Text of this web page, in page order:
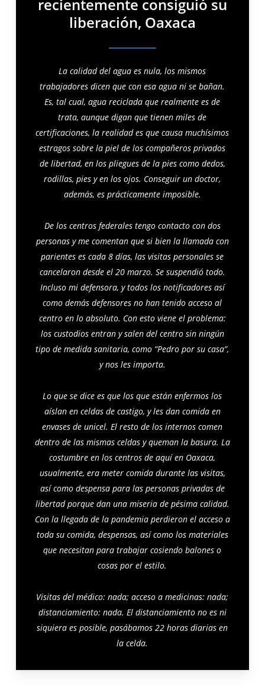
recientemente consiguió su
liberación, Oaxaca
La calidad del agua es nula, los mismos
trabajadores dicen que con esa agua ni se bañan.
Es, tal cual, agua reciclada que realmente es de
trata, aunque digan que tienen miles de
certificaciones, la realidad es que causa muchísimos
estragos sobre la piel de los compañeros privados
de libertad, en los pliegues de la pies como dedos,
rodillas, pies y en los ojos. Conseguir un doctor,
además, es prácticamente imposible.
De los centros federales tengo contacto con dos
personas y me comentan que si bien la llamada con
parientes es cada 8 días, las visitas personales se
cancelaron desde el 20 marzo. Se suspendió todo.
Incluso mi defensora, y todos los notificadores así
como demás defensores no han tenido acceso al
centro en lo absoluto. Con esto viene el problema:
los custodios entran y salen del centro sin ningún
tipo de medida sanitaria, como “Pedro por su casa”,
y nos les importa.
Lo que se dice es que los que están enfermos los
aíslan en celdas de castigo, y les dan comida en
envases de unicel. El resto de los internos comen
dentro de las mismas celdas y queman la basura. La
costumbre en los centros de aquí en Oaxaca,
usualmente, era meter comida durante las visitas,
así como despensa para las personas privadas de
libertad porque dan una miseria de pésima calidad.
Con la llegada de la pandemia perdieron el acceso a
toda su comida, despensas, así como los materiales
que necesitan para trabajar cosiendo balones o
cosas por el estilo.
Visitas del médico: nada; acceso a medicinas: nada;
distanciamiento: nada. El distanciamiento no es ni
siquiera es posible, pasábamos 22 horas diarias en
la celda.